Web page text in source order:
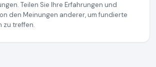
Teilen Sie Ihre Erfahrungen und
den Meinungen anderer, um fundierte
zu treffen.